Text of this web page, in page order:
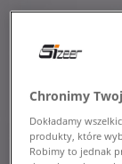
Chronimy
Dokładamy
produkty, które
Robimy to jednak